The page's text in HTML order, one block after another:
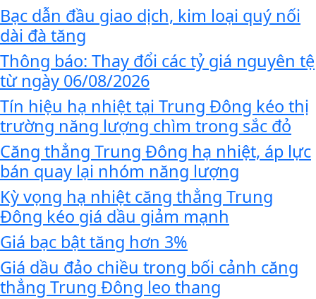
Bạc dẫn đầu giao dịch, kim loại quý nối
dài đà tăng
Thông báo: Thay đổi các tỷ giá nguyên tệ
từ ngày 06/08/2026
Tín hiệu hạ nhiệt tại Trung Đông kéo thị
trường năng lượng chìm trong sắc đỏ
Căng thẳng Trung Đông hạ nhiệt, áp lực
bán quay lại nhóm năng lượng
Kỳ vọng hạ nhiệt căng thẳng Trung
Đông kéo giá dầu giảm mạnh
Giá bạc bật tăng hơn 3%
Giá dầu đảo chiều trong bối cảnh căng
thẳng Trung Đông leo thang